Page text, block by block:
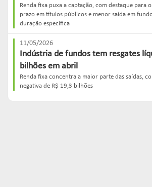
Renda fixa puxa a captação, com destaque para
prazo em títulos públicos e menor saída em
duração específica
11/05/2026
Indústria de fundos tem resgates
bilhões em abril
Renda fixa concentra a maior parte das saídas,
negativa de R$ 19,3 bilhões